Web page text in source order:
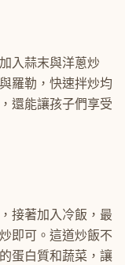
入蒜末與洋蔥炒
羅勒，快速拌炒均
還能讓孩子們享受
接著加入冷飯，最
即可。這道炒飯不
蛋白質和蔬菜，讓